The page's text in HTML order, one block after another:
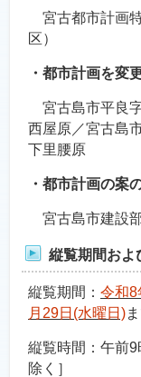
宮古都市計画
区）
・都市計画を変
宮古島市平良
西屋原／宮古島
下里腰原
・都市計画の案
宮古島市建設
縦覧期間およ
縦覧期間： 令和8
月29日(水曜日)
縦覧時間：午
除く］